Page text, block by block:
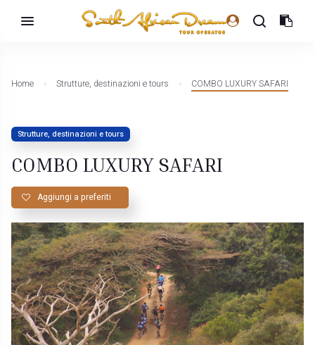
Home Strutture, destinazioni e tours COMBO LUXURY SAFARI
Strutture, destinazioni e tours
COMBO LUXURY SAFARI
Aggiungi a preferiti